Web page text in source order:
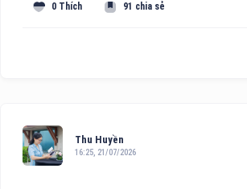
0 Thích 91 chia sẻ
Thu Huyền
16:25, 21/07/2026